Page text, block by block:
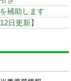
補助します
日更新】